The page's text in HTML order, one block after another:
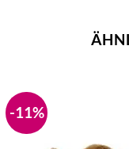
-11%